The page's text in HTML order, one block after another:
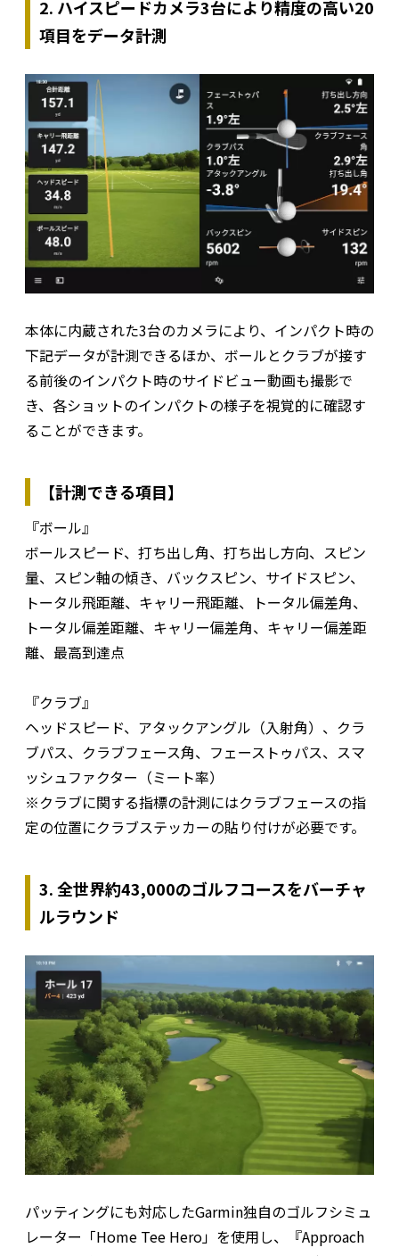
2. ハイスピードカメラ3台により精度の高い20
項目をデータ計測
本体に内蔵された3台のカメラにより、インパクト時の
下記データが計測できるほか、ボールとクラブが接す
る前後のインパクト時のサイドビュー動画も撮影で
き、各ショットのインパクトの様子を視覚的に確認す
ることができます。
【計測できる項目】
『ボール』
ボールスピード、打ち出し角、打ち出し方向、スピン
量、スピン軸の傾き、バックスピン、サイドスピン、
トータル飛距離、キャリー飛距離、トータル偏差角、
トータル偏差距離、キャリー偏差角、キャリー偏差距
離、最高到達点
『クラブ』
ヘッドスピード、アタックアングル（入射角）、クラ
ブパス、クラブフェース角、フェーストゥパス、スマ
ッシュファクター（ミート率）
※クラブに関する指標の計測にはクラブフェースの指
定の位置にクラブステッカーの貼り付けが必要です。
3. 全世界約43,000のゴルフコースをバーチャ
ルラウンド
パッティングにも対応したGarmin独自のゴルフシミュ
レーター「Home Tee Hero」を使用し、『Approach